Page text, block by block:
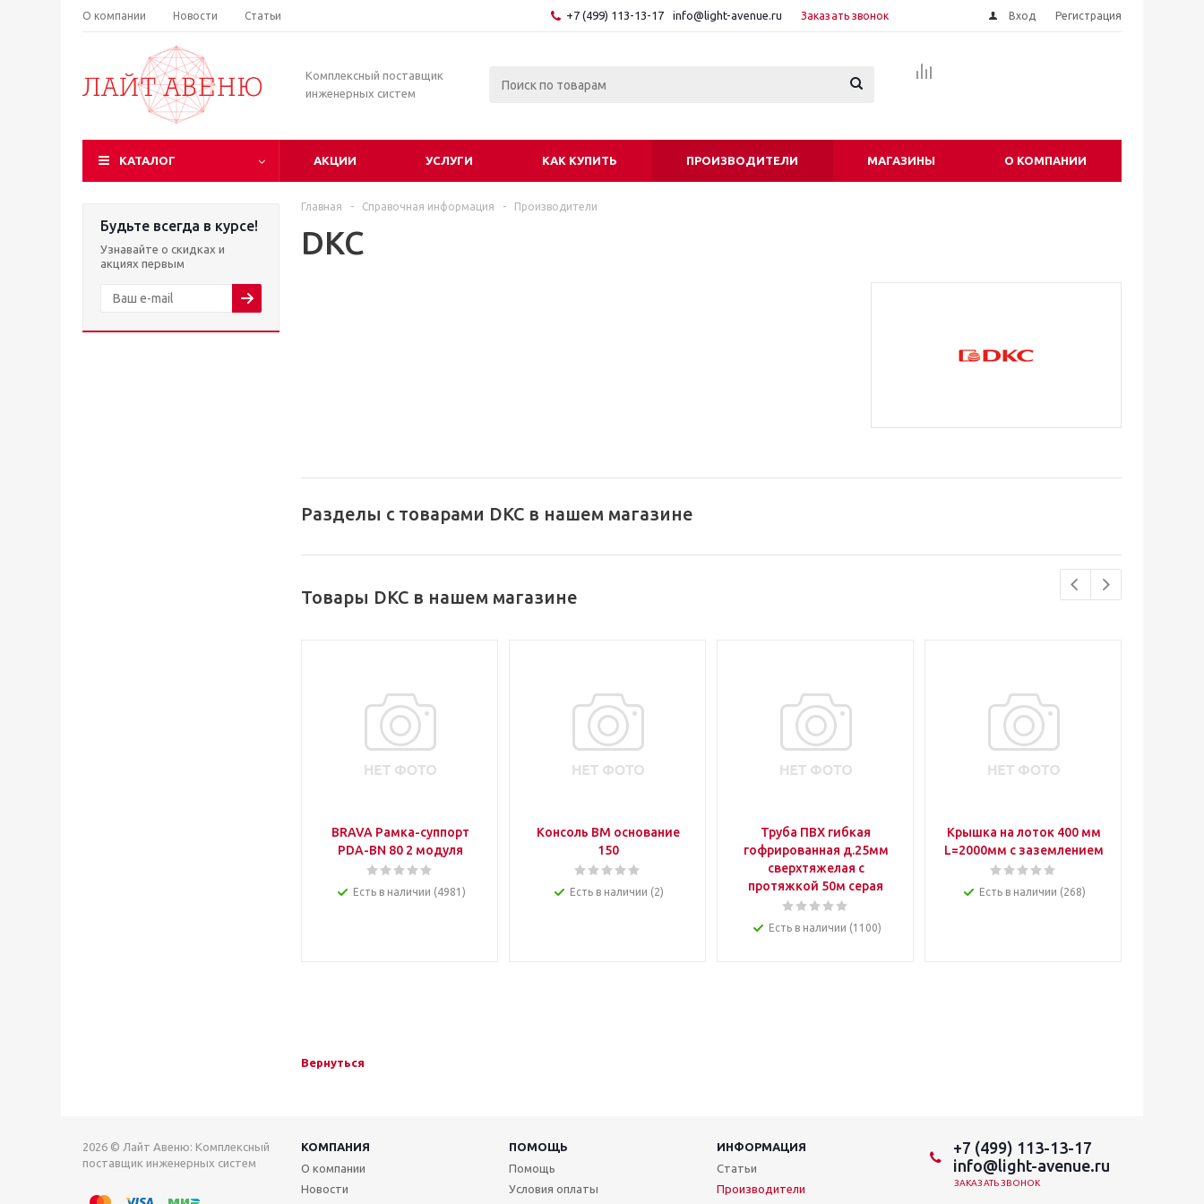
О компании Новости Статьи +7 (499) 113-13-17 info@light-avenue.ru Заказать звонок Вход Регистрация
Комплексный поставщик
инженерных систем
КАТАЛОГ АКЦИИ УСЛУГИ КАК КУПИТЬ ПРОИЗВОДИТЕЛИ МАГАЗИНЫ О КОМПАНИИ
Будьте всегда в курсе!
Узнавайте о скидках и
акциях первым
Главная - Справочная информация - Производители
DKC
Разделы с товарами DKC в нашем магазине
Товары DKC в нашем магазине
BRAVA Рамка-суппорт
PDA-BN 80 2 модуля
Есть в наличии (4981)
Консоль ВМ основание
150
Есть в наличии (2)
Труба ПВХ гибкая
гофрированная д.25мм
сверхтяжелая с
протяжкой 50м серая
Есть в наличии (1100)
Крышка на лоток 400 мм
L=2000мм с заземлением
Есть в наличии (268)
Вернуться
2026 © Лайт Авеню: Комплексный
поставщик инженерных систем
КОМПАНИЯ ПОМОЩЬ
ИНФОРМАЦИЯ
О компании
Новости
Помощь
Условия оплаты
Статьи
Производители
+7 (499) 113-13-17
info@light-avenue.ru
ЗАКАЗАТЬ ЗВОНОК